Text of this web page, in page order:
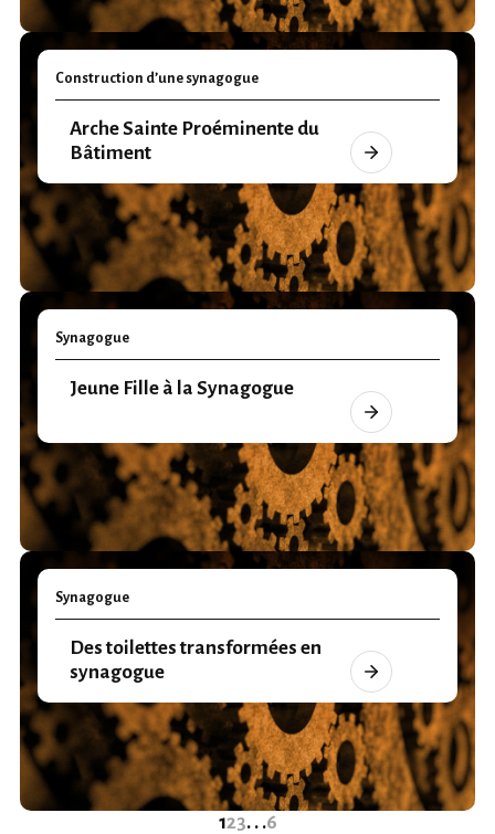
Construction d’une synagogue
Arche Sainte Proéminente du
Bâtiment
Synagogue
Jeune Fille à la Synagogue
Synagogue
Des toilettes transformées en
synagogue
123. . .6